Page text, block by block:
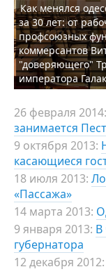
Как менялся
за 30 лет: от
профсоюзных
коммерсантов
"доверяющего"
императора
26 февраля 2014:
занимается
9 октября 2013:
касающиеся
18 июля 2013:
«Пассажа»
14 марта 2013:
9 января 2013: В
губернатора
12 декабря 2012: